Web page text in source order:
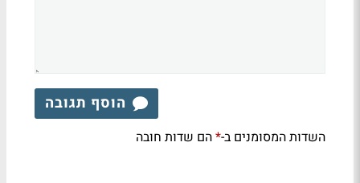
הוסף תגובה
השדות המסומנים ב-*הם שדות חובה